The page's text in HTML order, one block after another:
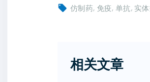
仿制药 免疫 单抗 实
相关文章